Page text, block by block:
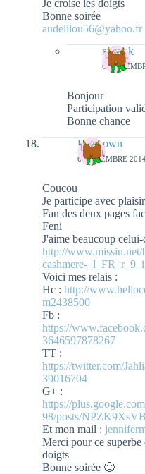
Je croise les doigts
Bonne soirée
audelilou56@yahoo.fr
natieak
6
Bonjour
Participation
Bonne chance
Unknown
6 NOVEMBRE
Coucou
Je participe avec
Fan des deux pages
Feni
J'aime beaucoup celui-
http://www.missiu.net/
cashmere-
Voici mes relais :
Hc : http://
m2438500
Fb :
https://
3646597878267
TT :
https://twitter.com/
39016704
G+ :
https://
98/posts/
Et mon mail :
Merci pour ce superbe
doigts
Bonne soirée 🙂